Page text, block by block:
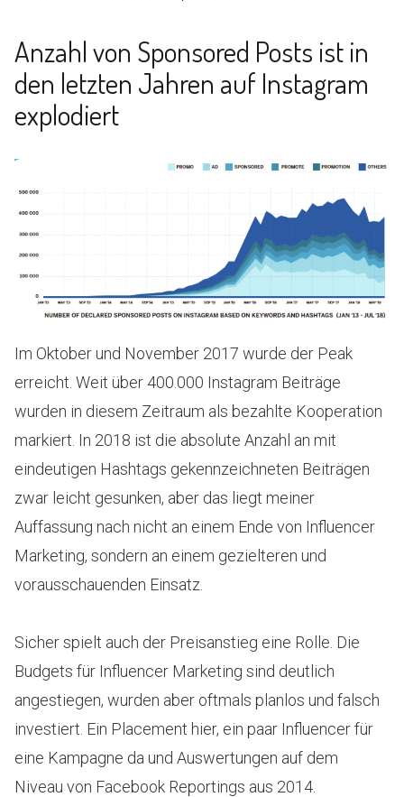
Anzahl von Sponsored Posts ist in
den letzten Jahren auf Instagram
explodiert
Im Oktober und November 2017 wurde der Peak
erreicht. Weit über 400.000 Instagram Beiträge
wurden in diesem Zeitraum als bezahlte Kooperation
markiert. In 2018 ist die absolute Anzahl an mit
eindeutigen Hashtags gekennzeichneten Beiträgen
zwar leicht gesunken, aber das liegt meiner
Auffassung nach nicht an einem Ende von Influencer
Marketing, sondern an einem gezielteren und
vorausschauenden Einsatz.
Sicher spielt auch der Preisanstieg eine Rolle. Die
Budgets für Influencer Marketing sind deutlich
angestiegen, wurden aber oftmals planlos und falsch
investiert. Ein Placement hier, ein paar Influencer für
eine Kampagne da und Auswertungen auf dem
Niveau von Facebook Reportings aus 2014.